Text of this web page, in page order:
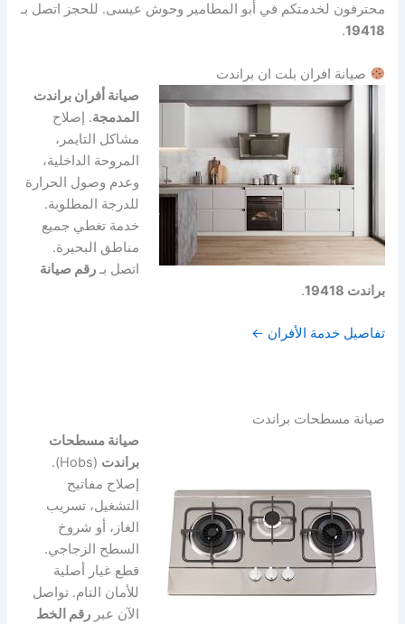
محترفون لخدمتكم في أبو المطامير وحوش عيسى. للحجز اتصل بـ
19418
.
صيانة افران بلت ان براندت
صيانة أفران براندت
المدمجة. إصلاح
مشاكل التايمر،
المروحة الداخلية،
وعدم وصول الحرارة
للدرجة المطلوبة.
خدمة تغطي جميع
مناطق البحيرة.
اتصل بـرقم صيانة
براندت 19418
.
تفاصيل خدمة الأفران ←
صيانة مسطحات براندت
صيانة مسطحات
براندت
(Hobs).
إصلاح مفاتيح
التشغيل، تسريب
الغاز، أو شروخ
السطح الزجاجي.
قطع غيار أصلية
للأمان التام. تواصل
الآن عبررقم الخط